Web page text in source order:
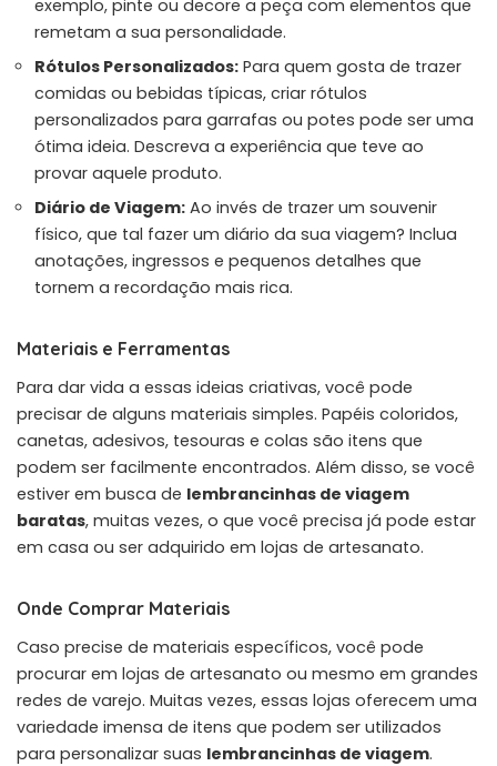
exemplo, pinte ou decore a peça com elementos que
remetam a sua personalidade.
Rótulos Personalizados: Para quem gosta de trazer
comidas ou bebidas típicas, criar rótulos
personalizados para garrafas ou potes pode ser uma
ótima ideia. Descreva a experiência que teve ao
provar aquele produto.
Diário de Viagem: Ao invés de trazer um souvenir
físico, que tal fazer um diário da sua viagem? Inclua
anotações, ingressos e pequenos detalhes que
tornem a recordação mais rica.
Materiais e Ferramentas
Para dar vida a essas ideias criativas, você pode
precisar de alguns materiais simples. Papéis coloridos,
canetas, adesivos, tesouras e colas são itens que
podem ser facilmente encontrados. Além disso, se você
estiver em busca de lembrancinhas de viagem
baratas, muitas vezes, o que você precisa já pode estar
em casa ou ser adquirido em lojas de artesanato.
Onde Comprar Materiais
Caso precise de materiais específicos, você pode
procurar em lojas de artesanato ou mesmo em grandes
redes de varejo. Muitas vezes, essas lojas oferecem uma
variedade imensa de itens que podem ser utilizados
para personalizar suas lembrancinhas de viagem.